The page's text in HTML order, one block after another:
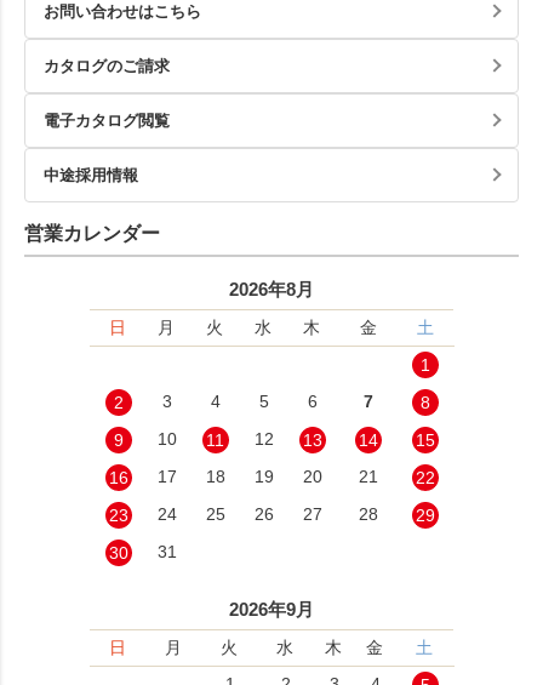
お問い合わせはこちら
カタログのご請求
電子カタログ閲覧
中途採用情報
営業カレンダー
2026年8月
日 月 火 水 木 金
土
1
2
3 4 5 6 7
8
9
10 11 12 13 14
15
16
17 18 19 20 21
22
23
24 25 26 27 28
29
30
31
2026年9月
日 月 火 水 木 金
土